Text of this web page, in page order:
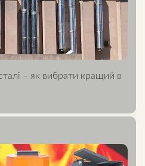
– як вибрати кращий в